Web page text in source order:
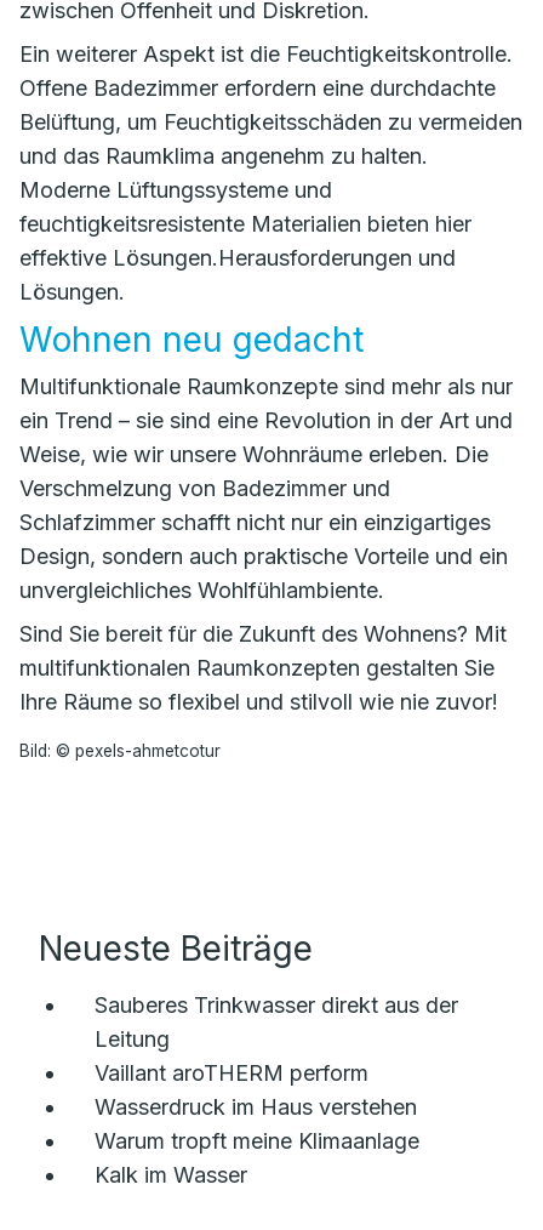
zwischen Offenheit und Diskretion.
Ein weiterer Aspekt ist die Feuchtigkeitskontrolle.
Offene Badezimmer erfordern eine durchdachte
Belüftung, um Feuchtigkeitsschäden zu vermeiden
und das Raumklima angenehm zu halten.
Moderne Lüftungssysteme und
feuchtigkeitsresistente Materialien bieten hier
effektive Lösungen.Herausforderungen und
Lösungen.
Wohnen neu gedacht
Multifunktionale Raumkonzepte sind mehr als nur
ein Trend – sie sind eine Revolution in der Art und
Weise, wie wir unsere Wohnräume erleben. Die
Verschmelzung von Badezimmer und
Schlafzimmer schafft nicht nur ein einzigartiges
Design, sondern auch praktische Vorteile und ein
unvergleichliches Wohlfühlambiente.
Sind Sie bereit für die Zukunft des Wohnens? Mit
multifunktionalen Raumkonzepten gestalten Sie
Ihre Räume so flexibel und stilvoll wie nie zuvor!
Bild: © pexels-ahmetcotur
Neueste Beiträge
Sauberes Trinkwasser direkt aus der
Leitung
Vaillant aroTHERM perform
Wasserdruck im Haus verstehen
Warum tropft meine Klimaanlage
Kalk im Wasser